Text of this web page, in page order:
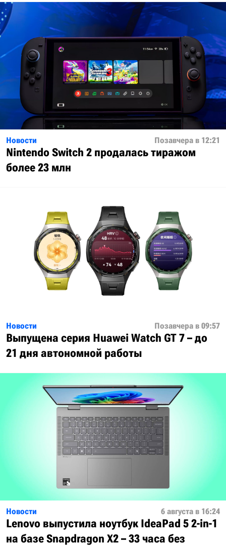
Новости Позавчера в 12:21
Nintendo Switch 2 продалась тиражом
более 23 млн
Новости Позавчера в 09:57
Выпущена серия Huawei Watch GT 7 – до
21 дня автономной работы
Новости 6 августа в 16:24
Lenovo выпустила ноутбук IdeaPad 5 2-in-1
на базе Snapdragon X2 – 33 часа без